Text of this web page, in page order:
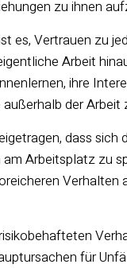
zu ihnen
es, Vertrauen zu
Arbeit
ihre
der Arbeit
dass sich
Arbeitsplatz zu
Verhalten
für